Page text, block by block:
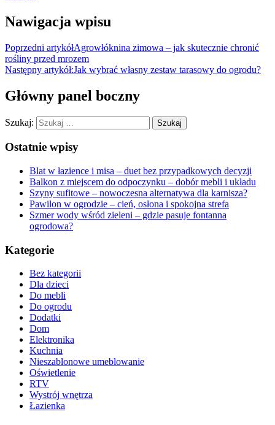
Nawigacja wpisu
Poprzedni artykółAgrowłóknina zimowa – jak skutecznie chronić
rośliny przed mrozem
Następny artykół:Jak wybrać własny zestaw tarasowy do ogrodu?
Główny panel boczny
Szukaj:
Ostatnie wpisy
Blat w łazience i misa – duet bez przypadkowych decyzji
Balkon z miejscem do odpoczynku – dobór mebli i układu
Szyny sufitowe – nowoczesna alternatywa dla karnisza?
Pawilon w ogrodzie – cień, osłona i spokojna strefa
Szmer wody wśród zieleni – gdzie pasuje fontanna
ogrodowa?
Kategorie
Bez kategorii
Dla dzieci
Do mebli
Do ogrodu
Dodatki
Dom
Elektronika
Kuchnia
Nieszablonowe umeblowanie
Oświetlenie
RTV
Wystrój wnętrza
Łazienka